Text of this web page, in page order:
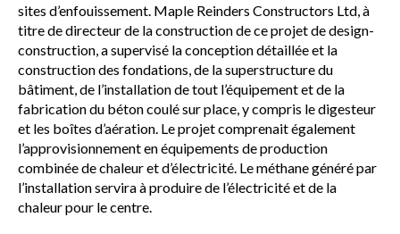
sites d’enfouissement. Maple Reinders Constructors Ltd, à
titre de directeur de la construction de ce projet de design-
construction, a supervisé la conception détaillée et la
construction des fondations, de la superstructure du
bâtiment, de l’installation de tout l’équipement et de la
fabrication du béton coulé sur place, y compris le digesteur
et les boîtes d’aération. Le projet comprenait également
l’approvisionnement en équipements de production
combinée de chaleur et d’électricité. Le méthane généré par
l’installation servira à produire de l’électricité et de la
chaleur pour le centre.